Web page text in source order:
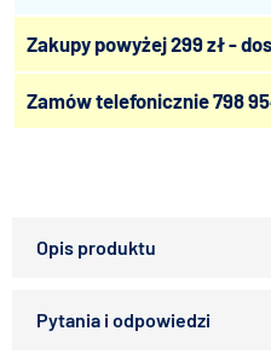
Zakupy powyżej 299 zł -
Zamów telefonicznie798
podstawę akwarium